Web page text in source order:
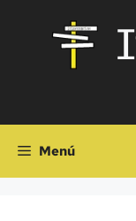
contenido
Menú